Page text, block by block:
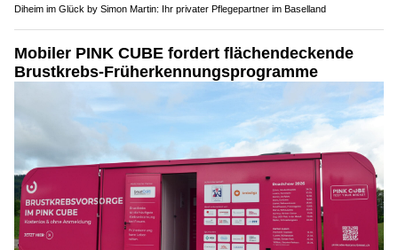
Diheim im Glück by Simon Martin: Ihr privater Pflegepartner im Baselland
Mobiler PINK CUBE fordert flächendeckende
Brustkrebs-Früherkennungsprogramme